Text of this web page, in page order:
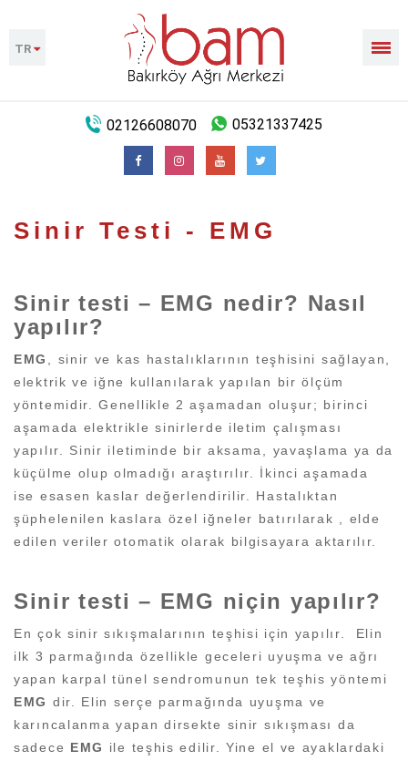
TR
02126608070 05321337425
Sinir Testi - EMG
Sinir testi – EMG nedir? Nasıl
yapılır?
EMG
, sinir ve kas hastalıklarının teşhisini sağlayan,
elektrik ve iğne kullanılarak yapılan bir ölçüm
yöntemidir. Genellikle 2 aşamadan oluşur; birinci
aşamada elektrikle sinirlerde iletim çalışması
yapılır. Sinir iletiminde bir aksama, yavaşlama ya da
küçülme olup olmadığı araştırılır. İkinci aşamada
ise esasen kaslar değerlendirilir. Hastalıktan
şüphelenilen kaslara özel iğneler batırılarak , elde
edilen veriler otomatik olarak bilgisayara aktarılır.
Sinir testi – EMG niçin yapılır?
En çok sinir sıkışmalarının teşhisi için yapılır. Elin
ilk 3 parmağında özellikle geceleri uyuşma ve ağrı
yapan karpal tünel sendromunun tek teşhis yöntemi
EMG dir. Elin serçe parmağında uyuşma ve
karıncalanma yapan dirsekte sinir sıkışması da
sadece EMG ile teşhis edilir. Yine el ve ayaklardaki